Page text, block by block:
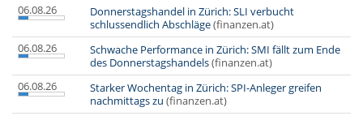
06.08.26
Donnerstagshandel in Zürich: SLI verbucht
schlussendlich Abschläge(finanzen.at)
06.08.26
Schwache Performance in Zürich: SMI fällt zum Ende
des Donnerstagshandels(finanzen.at)
06.08.26
Starker Wochentag in Zürich: SPI-Anleger greifen
nachmittags zu (finanzen.at)